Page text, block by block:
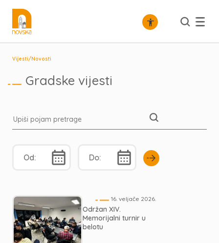
Vijesti/Novosti
Gradske vijesti
16. veljače 2026.
Održan XIV.
Memorijalni turnir u
belotu